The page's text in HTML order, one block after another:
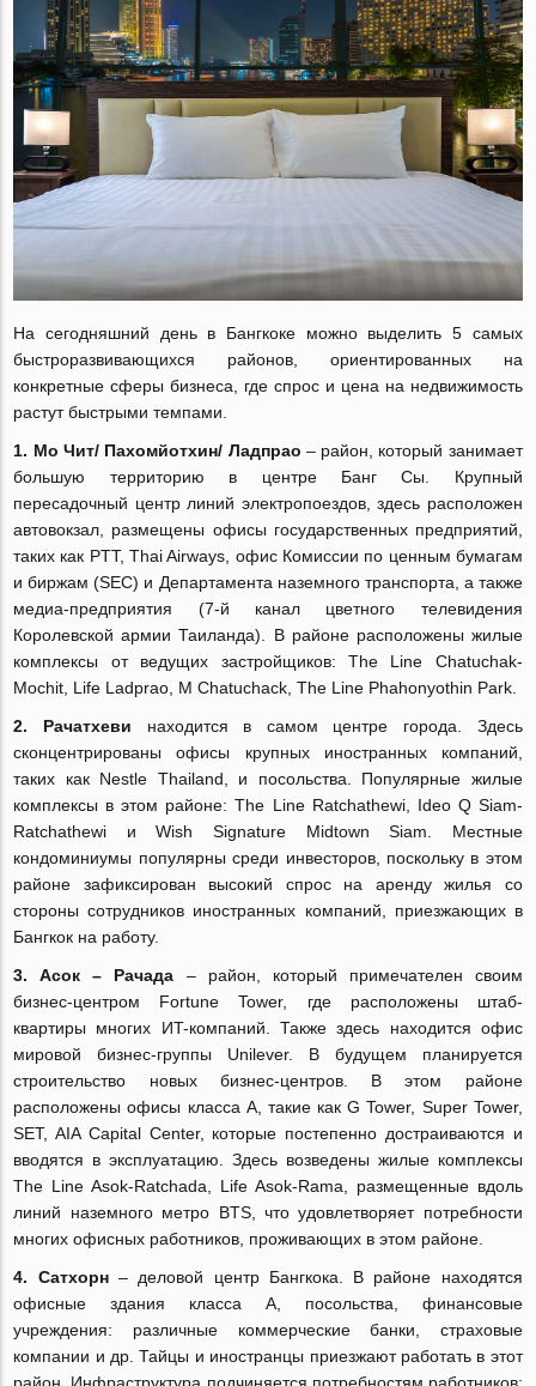
На сегодняшний день в Бангкоке можно выделить 5 самых
быстроразвивающихся районов, ориентированных на
конкретные сферы бизнеса, где спрос и цена на недвижимость
растут быстрыми темпами.
1. Мо Чит/ Пахомйотхин/ Ладпрао ‒ район, который занимает
большую территорию в центре Банг Сы. Крупный
пересадочный центр линий электропоездов, здесь расположен
автовокзал, размещены офисы государственных предприятий,
таких как PTT, Thai Airways, офис Комиссии по ценным бумагам
и биржам (SEC) и Департамента наземного транспорта, а также
медиа-предприятия (7-й канал цветного телевидения
Королевской армии Таиланда). В районе расположены жилые
комплексы от ведущих застройщиков: The Line Chatuchak-
Mochit, Life Ladprao, M Chatuchack, The Line Phahonyothin Park.
2.
Рачатхеви находится в самом центре города. Здесь
сконцентрированы офисы крупных иностранных компаний,
таких как Nestle Thailand, и посольства. Популярные жилые
комплексы в этом районе: The Line Ratchathewi, Ideo Q Siam-
Ratchathewi и Wish Signature Midtown Siam. Местные
кондоминиумы популярны среди инвесторов, поскольку в этом
районе зафиксирован высокий спрос на аренду жилья со
стороны сотрудников иностранных компаний, приезжающих в
Бангкок на работу.
3.
Асок – Рачада ‒ район, который примечателен своим
бизнес-центром Fortune Tower, где расположены штаб-
квартиры многих ИT-компаний. Также здесь находится офис
мировой бизнес-группы Unilever. В будущем планируется
строительство новых бизнес-центров. В этом районе
расположены офисы класса А, такие как G Tower, Super Tower,
SET, AIA Capital Center, которые постепенно достраиваются и
вводятся в эксплуатацию. Здесь возведены жилые комплексы
The Line Asok-Ratchada, Life Asok-Rama, размещенные вдоль
линий наземного метро BTS, что удовлетворяет потребности
многих офисных работников, проживающих в этом районе.
4. Сатхорн‒ деловой центр Бангкока. В районе находятся
офисные здания класса А, посольства, финансовые
учреждения: различные коммерческие банки, страховые
компании и др. Тайцы и иностранцы приезжают работать в этот